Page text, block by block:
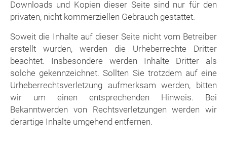
Downloads und Kopien dieser Seite sind nur für den
privaten, nicht kommerziellen Gebrauch gestattet.
Soweit die Inhalte auf dieser Seite nicht vom Betreiber
erstellt wurden, werden die Urheberrechte Dritter
beachtet. Insbesondere werden Inhalte Dritter als
solche gekennzeichnet. Sollten Sie trotzdem auf eine
Urheberrechtsverletzung aufmerksam werden, bitten
wir um einen entsprechenden Hinweis. Bei
Bekanntwerden von Rechtsverletzungen werden wir
derartige Inhalte umgehend entfernen.